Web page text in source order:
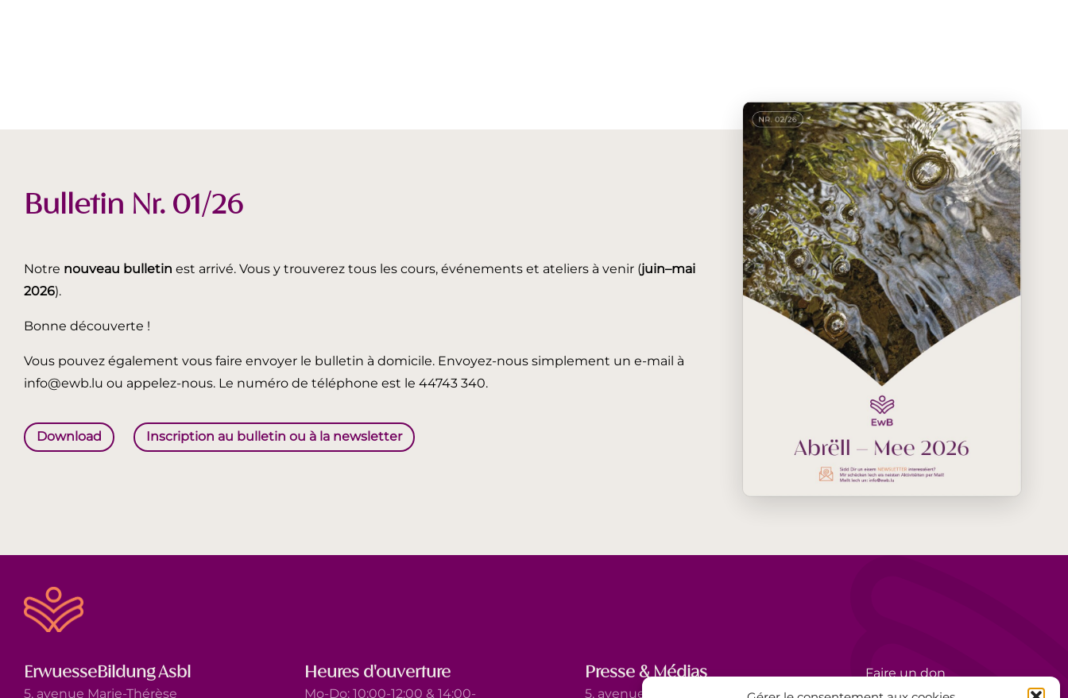
Bulletin Nr. 01/26
Notre nouveau bulletin est arrivé. Vous y trouverez tous les cours, événements et ateliers à venir (juin–mai
2026).
Bonne découverte !
Vous pouvez également vous faire envoyer le bulletin à domicile. Envoyez-nous simplement un e-mail à
info@ewb.lu ou appelez-nous. Le numéro de téléphone est le 44743 340.
Download Inscription au bulletin ou à la newsletter
ErwuesseBildung Asbl
5, avenue Marie-Thérèse
Heures d'ouverture
Mo-Do: 10:00-12:00 & 14:00-
Presse & Médias
5, avenue Marie-Thérèse
Faire un don